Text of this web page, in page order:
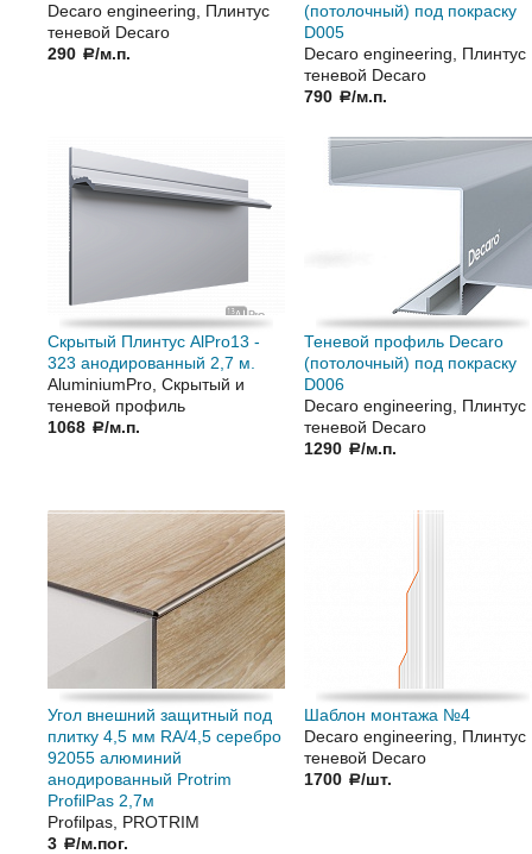
Decaro engineering, Плинтус
теневой Decaro
290 a/м.п.
(потолочный) под покраску
D005
Decaro engineering, Плинтус
теневой Decaro
790 a/м.п.
Скрытый Плинтус AlPro13 -
323 анодированный 2,7 м.
AluminiumPro, Скрытый и
теневой профиль
1068 a/м.п.
Теневой профиль Decaro
(потолочный) под покраску
D006
Decaro engineering, Плинтус
теневой Decaro
1290 a/м.п.
Угол внешний защитный под
плитку 4,5 мм RA/4,5 серебро
92055 алюминий
анодированный Protrim
ProfilPas 2,7м
Profilpas, PROTRIM
3 a/м.пог.
Шаблон монтажа №4
Decaro engineering, Плинтус
теневой Decaro
1700 a/шт.